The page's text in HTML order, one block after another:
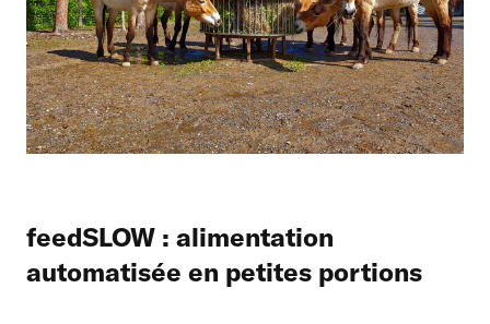
feedSLOW : alimentation
automatisée en petites portions